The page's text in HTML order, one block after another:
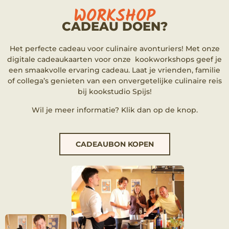
WORKSHOP
CADEAU DOEN?
Het perfecte cadeau voor culinaire avonturiers! Met onze
digitale cadeaukaarten voor onze kookworkshops geef je
een smaakvolle ervaring cadeau. Laat je vrienden, familie
of collega’s genieten van een onvergetelijke culinaire reis
bij kookstudio Spijs!
Wil je meer informatie? Klik dan op de knop.
CADEAUBON KOPEN